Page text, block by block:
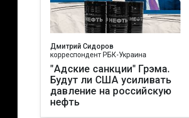
Дмитрий Сидоров
корреспондент РБК-Украина
"Адские санкции" Грэма.
Будут ли США усиливать
давление на российскую
нефть